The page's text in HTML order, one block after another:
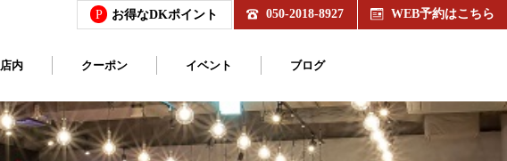
P お得なDKポイント 050-2018-8927 WEB予約はこちら
店内 クーポン イベント ブログ